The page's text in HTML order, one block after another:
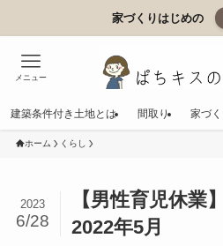
家づくりはじめの
メニュー
建築条件付き土地とは 間取り 家づ
ホーム くらし
【男性育児休
2022年5月
2023
6/28